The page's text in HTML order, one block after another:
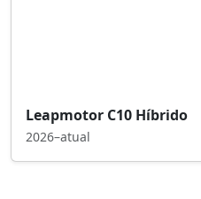
Leapmotor C10 Híbrido
2026–atual